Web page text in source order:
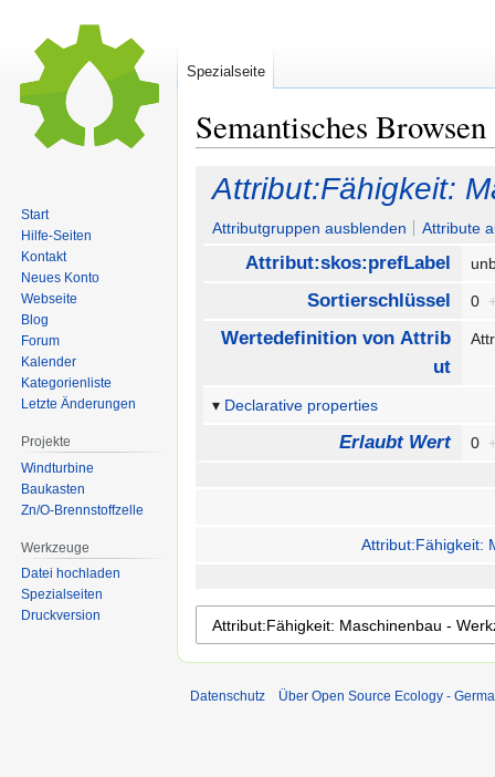
Semantisches Browsen
Navigation
springen
Suche
springen
Attribut:Fähigkeit:
Attributgruppen ausblenden Attribute
Attribut:skos:prefLabel
Sortierschlüssel 0
Wertedefinition von Attrib
ut
Declarative properties
Erlaubt Wert 0
Attribut:Fähigkeit:
Spezialseite
Start
Hilfe-Seiten
Kontakt
Neues Konto
Webseite
Blog
Forum
Kalender
Kategorienliste
Letzte Änderungen
Projekte
Windturbine
Baukasten
Zn/O-Brennstoffzelle
Werkzeuge
Datei hochladen
Spezialseiten
Druckversion
Datenschutz Über Open Source Ecology -